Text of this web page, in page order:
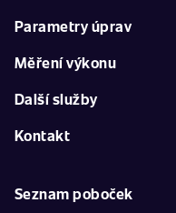
Parametry úprav
Měření výkonu
Další služby
Kontakt
Seznam poboček